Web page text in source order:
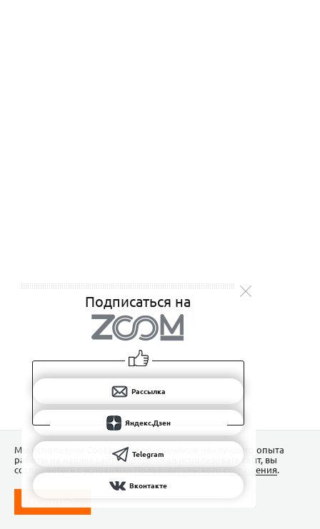
Подписаться на
Рассылка
Яндекс.Дзен
Telegram
Вконтакте
Мы используем Сookies для обеспечения наилучшего опыта
работы на нашем сайте. Продолжая использовать сайт, вы
соглашаетесь с условиямиПользовательского соглашения.
ПОНЯТНО